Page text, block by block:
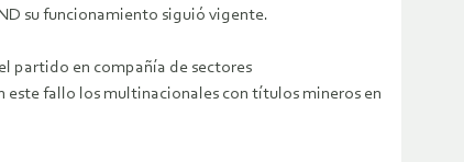
su funcionamiento siguió vigente.
partido en compañía de sectores
este fallo los multinacionales con títulos mineros en